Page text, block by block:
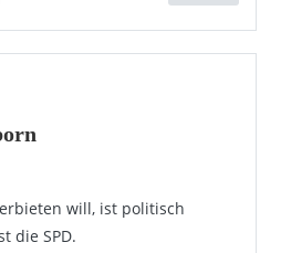
will, ist politisch
die SPD.